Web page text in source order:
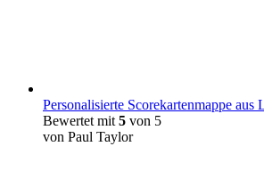
Personalisierte Scorekartenmappe aus
Bewertet mit 5 von 5
von Paul Taylor